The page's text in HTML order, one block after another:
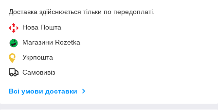
Доставка здійснюється тільки по передоплаті.
Нова Пошта
Магазини Rozetka
Укрпошта
Самовивіз
Всі умови доставки